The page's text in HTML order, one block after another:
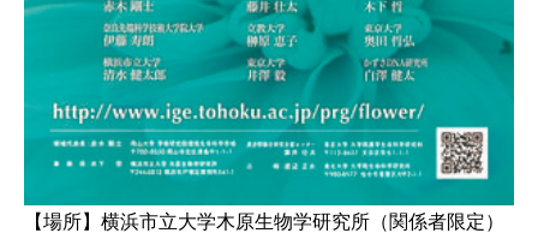
【場所】横浜市立大学木原生物学研究所（関係者限定）